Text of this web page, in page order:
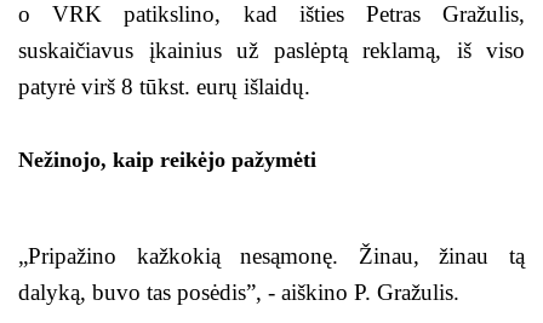
o VRK patikslino, kad išties Petras Gražulis,
suskaičiavus įkainius už paslėptą reklamą, iš viso
patyrė virš 8 tūkst. eurų išlaidų.
Nežinojo, kaip reikėjo pažymėti
„Pripažino kažkokią nesąmonę. Žinau, žinau tą
dalyką, buvo tas posėdis”, - aiškino P. Gražulis.